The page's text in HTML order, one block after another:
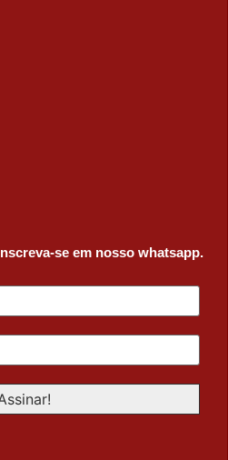
se em nosso whatsapp.